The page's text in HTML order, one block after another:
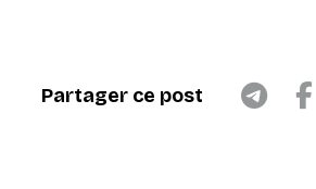
Partager ce post